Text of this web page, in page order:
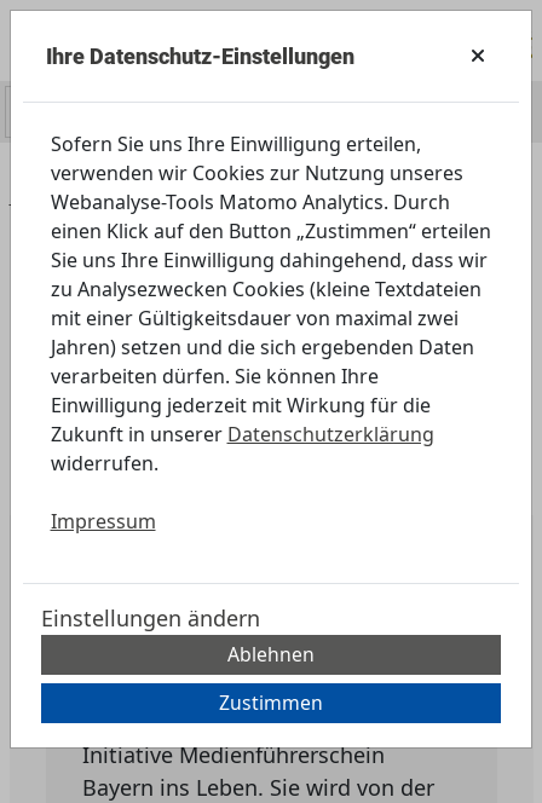
Home Angebot
Angebot
Bildungseinrichtungen
Um die Medienkompetenz von
Kindern, Jugendlichen und jungen
Erwachsenen zu stärken, rief die
Bayerische Staatsregierung 2009 die
Initiative Medienführerschein
Bayern ins Leben. Sie wird von der
Ihre Datenschutz-Einstellungen
Sofern Sie uns Ihre Einwilligung erteilen,
verwenden wir Cookies zur Nutzung unseres
Webanalyse-Tools Matomo Analytics. Durch
einen Klick auf den Button „Zustimmen“ erteilen
Sie uns Ihre Einwilligung dahingehend, dass wir
zu Analysezwecken Cookies (kleine Textdateien
mit einer Gültigkeitsdauer von maximal zwei
Jahren) setzen und die sich ergebenden Daten
verarbeiten dürfen. Sie können Ihre
Einwilligung jederzeit mit Wirkung für die
Zukunft in unserer Datenschutzerklärung
widerrufen.
Impressum
Einstellungen ändern
Ablehnen
Zustimmen